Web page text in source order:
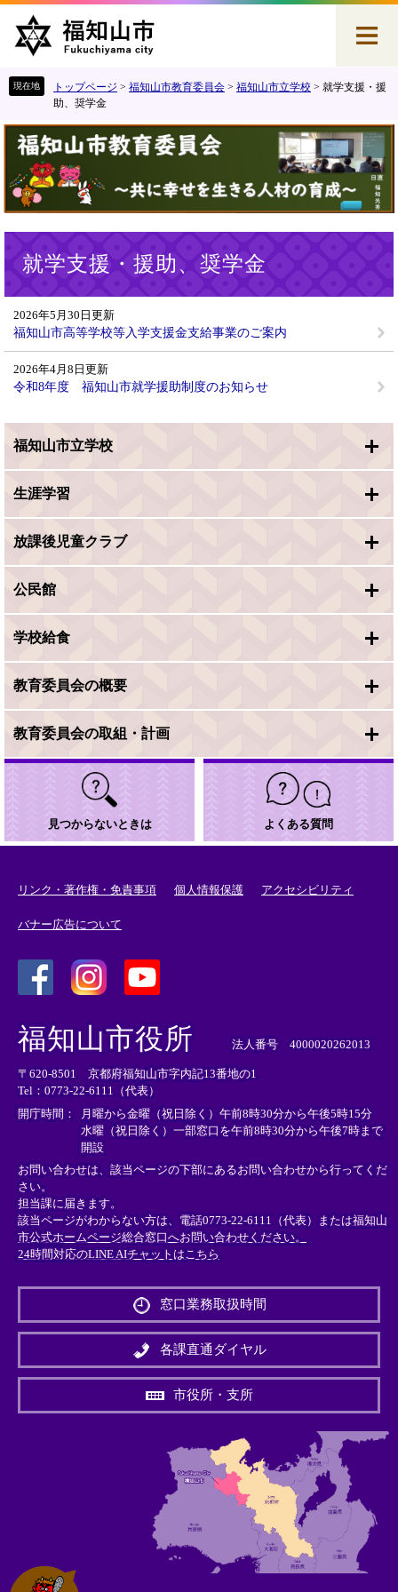
で
ば
へ
トップページ > 福知山市教育委員会 > 福知山市立学校 > 就学支援・援
助、奨学金
就学支援・援助、奨学金
2026年5月30日更新
福知山市高等学校等入学支援金支給事業のご案内
2026年4月8日更新
令和8年度 福知山市就学援助制度のお知らせ
福知山市立学校
生涯学習
放課後児童クラブ
公民館
学校給食
教育委員会の概要
教育委員会の取組・計画
見つからないときは よくある質問
リンク・著作権・免責事項 個人情報保護 アクセシビリティ
バナー広告について
外
部
リ
ン
ク
＞
外
リ
ン
ク
＞
外
部
ン
ク
＞
福知山市役所 法人番号 4000020262013
〒620-8501 京都府福知山市字内記13番地の1
Tel：0773-22-6111（代表）
開庁時間：
月曜から金曜（祝日除く）午前8時30分から午後5時15分
水曜（祝日除く）一部窓口を午前8時30分から午後7時まで
開設
お問い合わせは、該当ページの下部にあるお問い合わせから行ってくだ
さい。
担当課に届きます。
該当ページがわからない方は、電話0773-22-6111（代表）または福知山
市公式ホームページ総合窓口へお問い合わせください。
24時間対応のLINE AIチャットはこちら
外
リ
ン
＞
窓口業務取扱時間
各課直通ダイヤル
市役所・支所